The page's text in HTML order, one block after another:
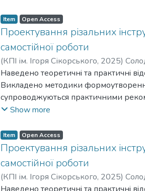
Item Open Access
Проектування рiзальних
самостiйної роботи
(КПІ ім. Ігоря Сікорського, 2025)
Наведено теоретичнi та практичнi
Викладено методики
супроводжуються практичними
свердел та дискового iнструмента
Show more
Item Open Access
Проектування рiзальних
самостiйної роботи
(КПІ ім. Ігоря Сікорського, 2025)